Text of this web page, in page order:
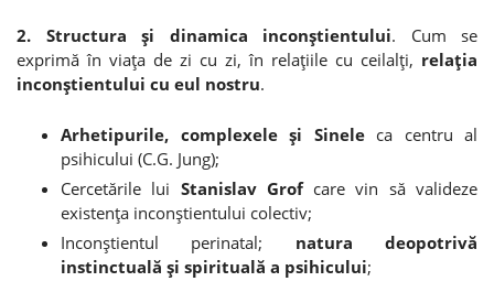
2. Structura şi dinamica inconştientului. Cum se
exprimă în viaţa de zi cu zi, în relaţiile cu ceilalţi, relaţia
inconştientului cu eul nostru.
Arhetipurile, complexele şi Sineleca centru al
psihicului (C.G. Jung);
Cercetările lui Stanislav Grofcare vin să valideze
existenţa inconştientului colectiv;
Inconştientul perinatal; natura deopotrivă
instinctuală şi spirituală a psihicului;